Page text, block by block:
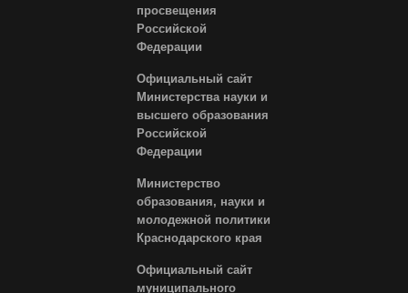
просвещения
Российской
Федерации
Официальный сайт
Министерства науки и
высшего образования
Российской
Федерации
Министерство
образования, науки и
молодежной политики
Краснодарского края
Официальный сайт
муниципального